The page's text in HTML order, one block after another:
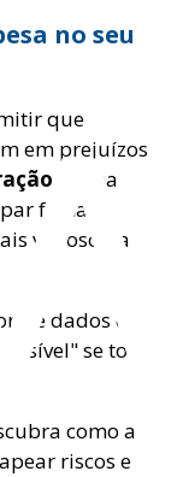
no seu
que
em prejuízos
é uma
falhas,
valioso da
dados em
se torne
como a
riscos e